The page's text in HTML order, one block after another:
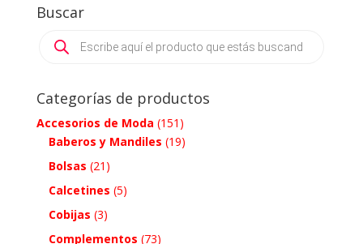
Buscar
search
Categorías de productos
Accesorios de Moda (151)
Baberos y Mandiles (19)
Bolsas (21)
Calcetines (5)
Cobijas (3)
Complementos (73)